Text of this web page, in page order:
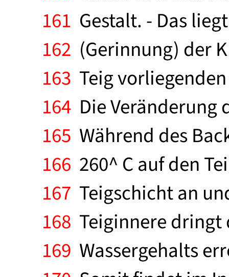
161 Gestalt. - Das
162 (Gerinnung) der
163 Teig
164 Die
165 Während des
166 260^ C auf den
167 Teigschicht an
168 Teiginnere dringt
169 Wassergehalts